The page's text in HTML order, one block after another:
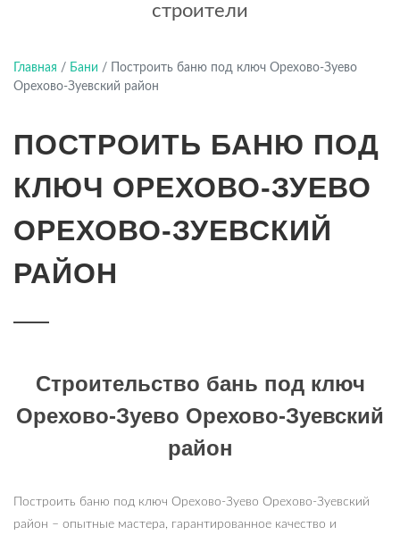
строители
Главная / Бани /
Построить баню под ключ Орехово-Зуево
Орехово-Зуевский район
ПОСТРОИТЬ БАНЮ ПОД
КЛЮЧ ОРЕХОВО-ЗУЕВО
ОРЕХОВО-ЗУЕВСКИЙ
РАЙОН
Строительство бань под ключ
Орехово-Зуево Орехово-Зуевский
район
Построить баню под ключ Орехово-Зуево Орехово-Зуевский
район – опытные мастера, гарантированное качество и